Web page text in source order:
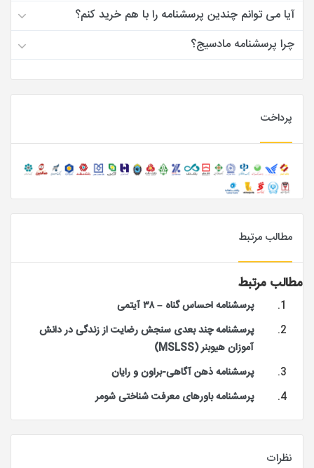
آیا می توانم چندین پرسشنامه را با هم خرید کنم؟
چرا پرسشنامه مادسیج؟
پرداخت
مطالب مرتبط
مطالب مرتبط
پرسشنامه احساس گناه – ۳۸ آیتمی
پرسشنامه چند بعدی سنجش رضایت از زندگی در دانش
آموزان هیوبنر (MSLSS)
پرسشنامه ذهن آگاهی-براون و رایان
پرسشنامه باورهای معرفت شناختی شومر
نظرات